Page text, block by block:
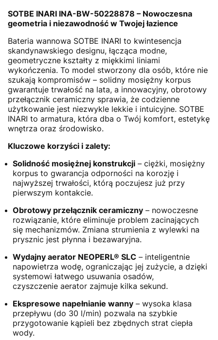
SOTBE INARI INA-BW-50228878 – Nowoczesna
geometria i niezawodność w Twojej łazience
Bateria wannowa SOTBE INARI to kwintesencja
skandynawskiego designu, łącząca modne,
geometryczne kształty z miękkimi liniami
wykończenia. To model stworzony dla osób, które nie
szukają kompromisów – solidny mosiężny korpus
gwarantuje trwałość na lata, a innowacyjny, obrotowy
przełącznik ceramiczny sprawia, że codzienne
użytkowanie jest niezwykle lekkie i intuicyjne. SOTBE
INARI to armatura, która dba o Twój komfort, estetykę
wnętrza oraz środowisko.
Kluczowe korzyści i zalety:
Solidność mosiężnej konstrukcji – ciężki, mosiężny
korpus to gwarancja odporności na korozję i
najwyższej trwałości, którą poczujesz już przy
pierwszym kontakcie.
Obrotowy przełącznik ceramiczny – nowoczesne
rozwiązanie, które eliminuje problem zacinających
się mechanizmów. Zmiana strumienia z wylewki na
prysznic jest płynna i bezawaryjna.
Wydajny aerator NEOPERL® SLC – inteligentnie
napowietrza wodę, ograniczając jej zużycie, a dzięki
systemowi łatwego usuwania osadów,
czyszczenie aerator zajmuje kilka sekund.
Ekspresowe napełnianie wanny – wysoka klasa
przepływu (do 30 l/min) pozwala na szybkie
przygotowanie kąpieli bez zbędnych strat ciepła
wody.